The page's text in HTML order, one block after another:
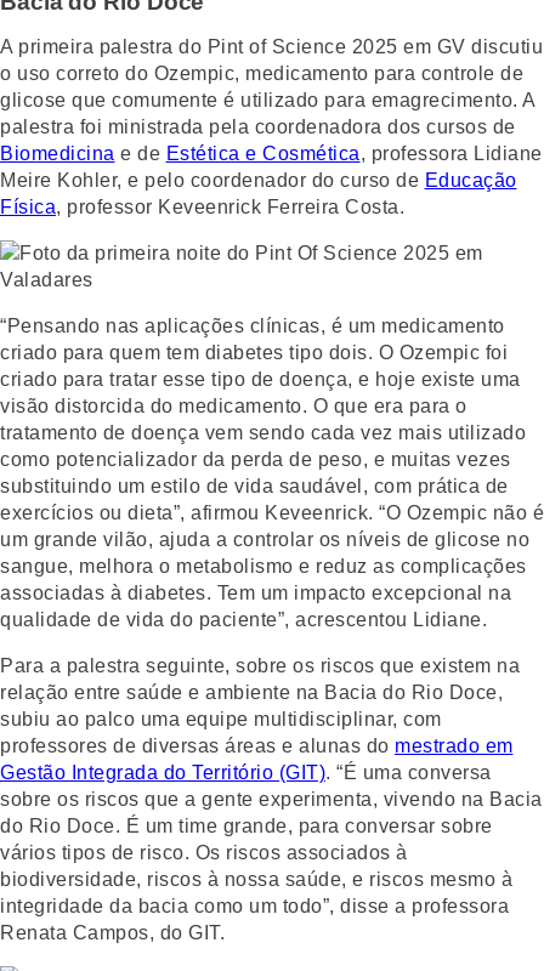
A primeira palestra do Pint of Science 2025 em GV discutiu
o uso correto do Ozempic, medicamento para controle de
glicose que comumente é utilizado para emagrecimento. A
palestra foi ministrada pela coordenadora dos cursos de
Biomedicina e de Estética e Cosmética, professora Lidiane
Meire Kohler, e pelo coordenador do curso de Educação
Física, professor Keveenrick Ferreira Costa.
“Pensando nas aplicações clínicas, é um medicamento
criado para quem tem diabetes tipo dois. O Ozempic foi
criado para tratar esse tipo de doença, e hoje existe uma
visão distorcida do medicamento. O que era para o
tratamento de doença vem sendo cada vez mais utilizado
como potencializador da perda de peso, e muitas vezes
substituindo um estilo de vida saudável, com prática de
exercícios ou dieta”, afirmou Keveenrick. “O Ozempic não é
um grande vilão, ajuda a controlar os níveis de glicose no
sangue, melhora o metabolismo e reduz as complicações
associadas à diabetes. Tem um impacto excepcional na
qualidade de vida do paciente”, acrescentou Lidiane.
Para a palestra seguinte, sobre os riscos que existem na
relação entre saúde e ambiente na Bacia do Rio Doce,
subiu ao palco uma equipe multidisciplinar, com
professores de diversas áreas e alunas do mestrado em
Gestão Integrada do Território (GIT). “É uma conversa
sobre os riscos que a gente experimenta, vivendo na Bacia
do Rio Doce. É um time grande, para conversar sobre
vários tipos de risco. Os riscos associados à
biodiversidade, riscos à nossa saúde, e riscos mesmo à
integridade da bacia como um todo”, disse a professora
Renata Campos, do GIT.